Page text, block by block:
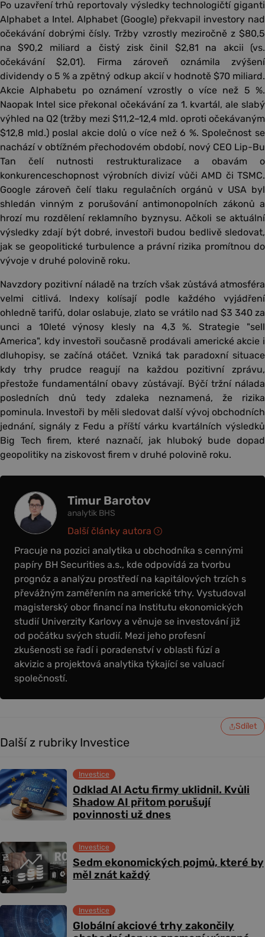
Po uzavření trhů reportovaly výsledky technologičtí giganti
Alphabet a Intel. Alphabet (Google) překvapil investory nad
očekávání dobrými čísly. Tržby vzrostly meziročně z $80,5
na $90,2 miliard a čistý zisk činil $2,81 na akcii (vs.
očekávání $2,01). Firma zároveň oznámila zvýšení
dividendy o 5 % a zpětný odkup akcií v hodnotě $70 miliard.
Akcie Alphabetu po oznámení vzrostly o více než 5 %.
Naopak Intel sice překonal očekávání za 1. kvartál, ale slabý
výhled na Q2 (tržby mezi $11,2–12,4 mld. oproti očekávaným
$12,8 mld.) poslal akcie dolů o více než 6 %. Společnost se
nachází v obtížném přechodovém období, nový CEO Lip-Bu
Tan čelí nutnosti restrukturalizace a obavám o
konkurenceschopnost výrobních divizí vůči AMD či TSMC.
Google zároveň čelí tlaku regulačních orgánů v USA byl
shledán vinným z porušování antimonopolních zákonů a
hrozí mu rozdělení reklamního byznysu. Ačkoli se aktuální
výsledky zdají být dobré, investoři budou bedlivě sledovat,
jak se geopolitické turbulence a právní rizika promítnou do
vývoje v druhé polovině roku.
Navzdory pozitivní náladě na trzích však zůstává atmosféra
velmi citlivá. Indexy kolísají podle každého vyjádření
ohledně tarifů, dolar oslabuje, zlato se vrátilo nad $3 340 za
unci a 10leté výnosy klesly na 4,3 %. Strategie "sell
America", kdy investoři současně prodávali americké akcie i
dluhopisy, se začíná otáčet. Vzniká tak paradoxní situace
kdy trhy prudce reagují na každou pozitivní zprávu,
přestože fundamentální obavy zůstávají. Býčí tržní nálada
posledních dnů tedy zdaleka neznamená, že rizika
pominula. Investoři by měli sledovat další vývoj obchodních
jednání, signály z Fedu a příští várku kvartálních výsledků
Big Tech firem, které naznačí, jak hluboký bude dopad
geopolitiky na ziskovost firem v druhé polovině roku.
Timur Barotov
analytik BHS
Pracuje na pozici analytika u obchodníka s cennými
papíry BH Securities a.s., kde odpovídá za tvorbu
prognóz a analýzu prostředí na kapitálových trzích s
převážným zaměřením na americké trhy. Vystudoval
magisterský obor financí na Institutu ekonomických
studií Univerzity Karlovy a věnuje se investování již
od počátku svých studií. Mezi jeho profesní
zkušenosti se řadí i poradenství v oblasti fúzí a
akvizic a projektová analytika týkající se valuací
společností.
Další články autora
Sdílet
Další z rubriky Investice
Odklad AI Actu firmy uklidnil. Kvůli
Shadow AI přitom porušují
povinnosti už dnes
Investice
Sedm ekonomických pojmů, které by
měl znát každý
Investice
Globální akciové trhy zakončily
Investice